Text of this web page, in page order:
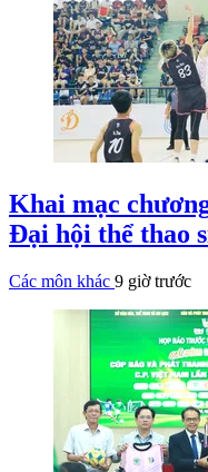
Khai mạc
Đại hội thể thao
Các môn khác 9 giờ trước